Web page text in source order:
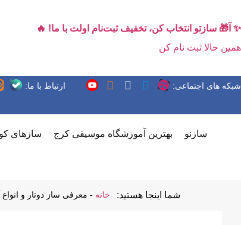
✨ آ🎁 سازتو انتخاب کن، تخفیف ثبت‌نام اولت با ما! 🔥
همین حالا ثبت نام کن
شبکه های اجتماعی: ارتباط با ما:
سازنو بهترین آموزشگاه موسیقی کرج سازهای
شما اینجا هستید: خانه - معرفی ساز دوتار و انواع